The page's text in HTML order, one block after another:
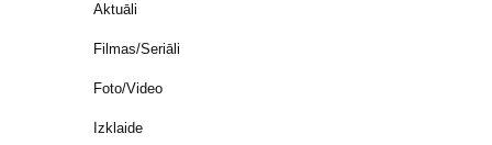
Aktuāli
Filmas/Seriāli
Foto/Video
Izklaide